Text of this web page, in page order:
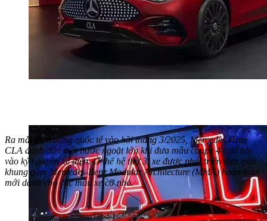
Ra mắt thị trường quốc tế vào hồi tháng 3/2025, Mercedes-Benz
CLA đánh dấu một bước ngoặt lớn khi đưa mẫu coupe 4 cửa này
vào kỷ nguyên xe điện. Ở thế hệ thứ 3, xe được phát triển dựa trên
khung gầm Mercedes-Benz Modular Architecture (MMA) hoàn toàn
mới dành cho các mẫu xe cỡ nhỏ.